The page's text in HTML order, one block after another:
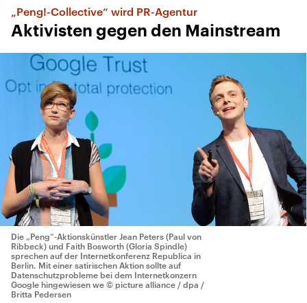
„Peng!-Collective“ wird PR-Agentur
Aktivisten gegen den Mainstream
Die „Peng“-Aktionskünstler Jean Peters (Paul von
Ribbeck) und Faith Bosworth (Gloria Spindle)
sprechen auf der Internetkonferenz Republica in
Berlin. Mit einer satirischen Aktion sollte auf
Datenschutzprobleme bei dem Internetkonzern
Google hingewiesen we © picture alliance / dpa /
Britta Pedersen